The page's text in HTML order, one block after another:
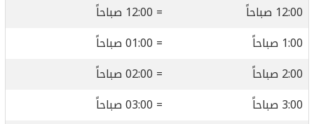
12:00 صباحاً
= 12:00 صباحاً
1:00 صباحاً
= 01:00 صباحاً
2:00 صباحاً
= 02:00 صباحاً
3:00 صباحاً
= 03:00 صباحاً